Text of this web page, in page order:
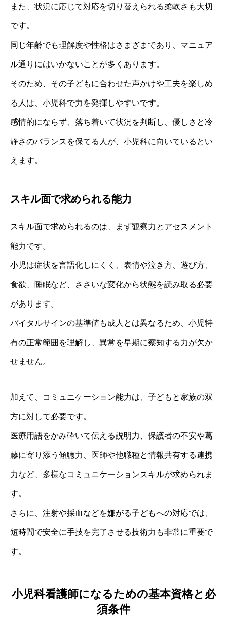
また、状況に応じて対応を切り替えられる柔軟さも大切
です。
同じ年齢でも理解度や性格はさまざまであり、マニュア
ル通りにはいかないことが多くあります。
そのため、その子どもに合わせた声かけや工夫を楽しめ
る人は、小児科で力を発揮しやすいです。
感情的にならず、落ち着いて状況を判断し、優しさと冷
静さのバランスを保てる人が、小児科に向いているとい
えます。
スキル面で求められる能力
スキル面で求められるのは、まず観察力とアセスメント
能力です。
小児は症状を言語化しにくく、表情や泣き方、遊び方、
食欲、睡眠など、ささいな変化から状態を読み取る必要
があります。
バイタルサインの基準値も成人とは異なるため、小児特
有の正常範囲を理解し、異常を早期に察知する力が欠か
せません。
加えて、コミュニケーション能力は、子どもと家族の双
方に対して必要です。
医療用語をかみ砕いて伝える説明力、保護者の不安や葛
藤に寄り添う傾聴力、医師や他職種と情報共有する連携
力など、多様なコミュニケーションスキルが求められま
す。
さらに、注射や採血などを嫌がる子どもへの対応では、
短時間で安全に手技を完了させる技術力も非常に重要で
す。
小児科看護師になるための基本資格と必
須条件